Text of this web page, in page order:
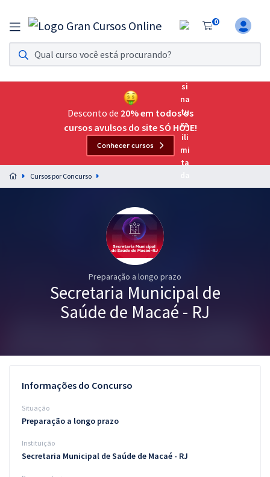
0
Assinatura Ilimitada 11
Acesso a todos os cursos. Teste grátis por 7 dias!
Assinatura OAB Até Passar
Acesso ilimitado a toda preparação para o Exame da
Preparação completa e intensiva para as principais
residências em saúde do Brasil
Conteúdo gratuito
Blog
Desconto de 20% em todos os
cursos avulsos do site SÓ HOJE!
Conhecer cursos
Cursos por Concurso
Preparação a longo prazo
Secretaria Municipal de
Saúde de Macaé - RJ
Informações do Concurso
Situação
Preparação a longo prazo
Instituição
Secretaria Municipal de Saúde de Macaé - RJ